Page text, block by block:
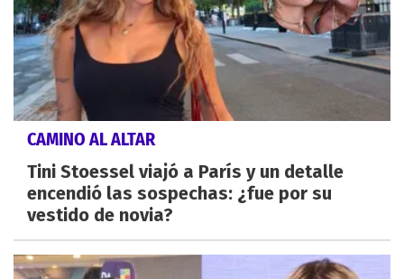
CAMINO AL ALTAR
Tini Stoessel viajó a París y un detalle
encendió las sospechas: ¿fue por su
vestido de novia?